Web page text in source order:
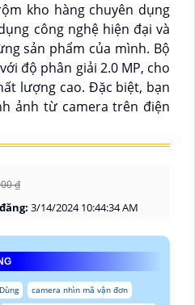
kho hàng chuyên dụng
công nghệ hiện đại và
sản phẩm của mình. Bộ
độ phân giải 2.0 MP, cho
lượng cao. Đặc biệt, bạn
ảnh từ camera trên điện
₫
3/14/2024 10:44:34 AM
camera nhìn mã vận đơn